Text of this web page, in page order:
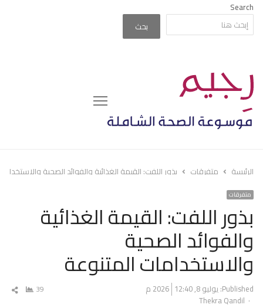
Search
بحث
Menu
الرئيسة متفرقات بذور اللفت: القيمة الغذائية والفوائد الصحية
متفرقات
بذور اللفت: القيمة الغذائية
والفوائد الصحية
والاستخدامات المتنوعة
Published: يوليو 8, 2026 12:40 م
Author
Thekra Qandil
39